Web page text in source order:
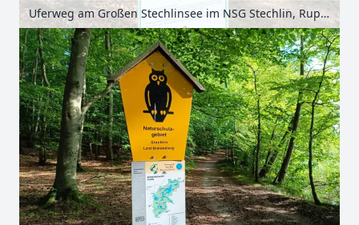
Uferweg am Großen Stechlinsee im NSG Stechlin, Ruppiner Seenland, Brandenburg, Deutschland